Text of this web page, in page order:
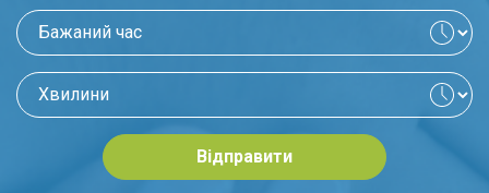
та контрольований результат.
Відправити